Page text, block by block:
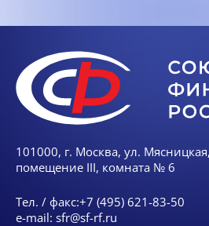
101000, г. Москва, ул.
помещение III, комната № 6
Тел. / факс:+7 (495) 621-83-50
e-mail: sfr@sf-rf.ru